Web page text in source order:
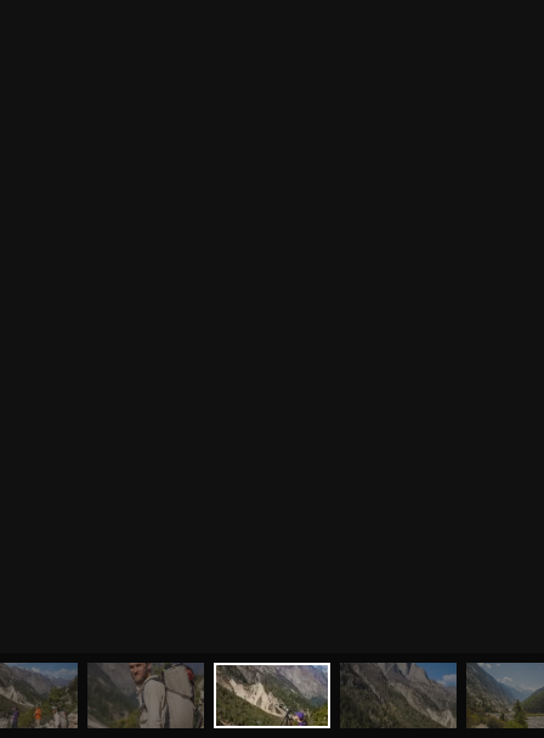
ЙОГА СЕМИНАРЫ МЕНЮ О НАС МАГАЗИН